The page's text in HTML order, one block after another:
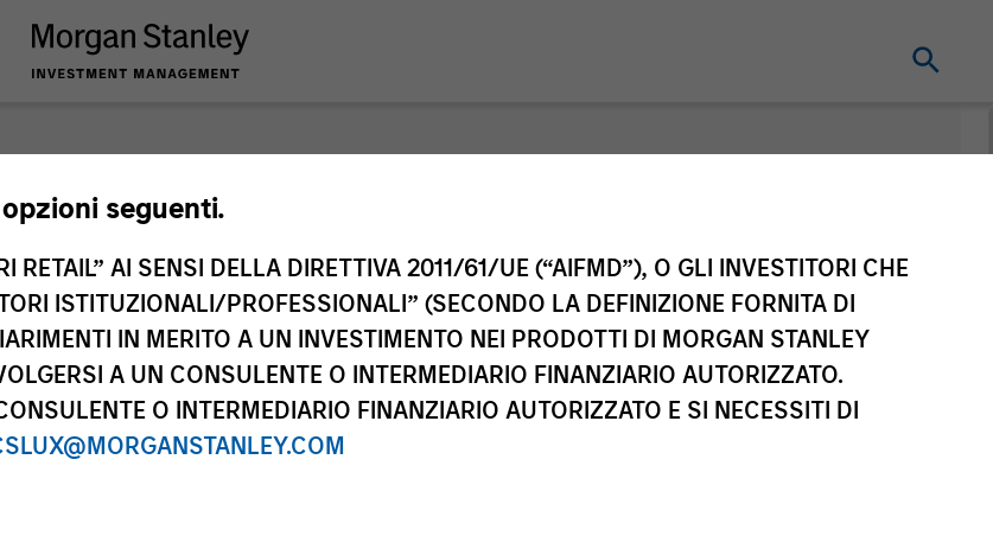
seguenti.
RETAIL” AI SENSI DELLA DIRETTIVA 2011/61/UE (“AIFMD”), O GLI INVESTITORI CHE
ISTITUZIONALI/PROFESSIONALI” (SECONDO LA DEFINIZIONE FORNITA DI
IN MERITO A UN INVESTIMENTO NEI PRODOTTI DI MORGAN STANLEY
A UN CONSULENTE O INTERMEDIARIO FINANZIARIO AUTORIZZATO.
O INTERMEDIARIO FINANZIARIO AUTORIZZATO E SI NECESSITI DI
Investment